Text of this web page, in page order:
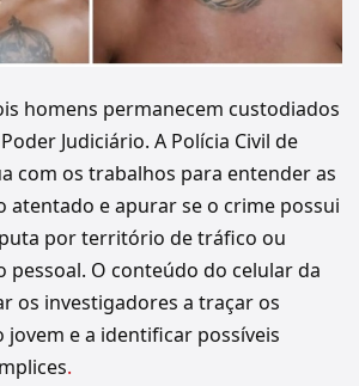
homens permanecem custodiados
Judiciário. A Polícia Civil de
com os trabalhos para entender as
atentado e apurar se o crime possui
por território de tráfico ou
pessoal. O conteúdo do celular da
os investigadores a traçar os
jovem e a identificar possíveis
.